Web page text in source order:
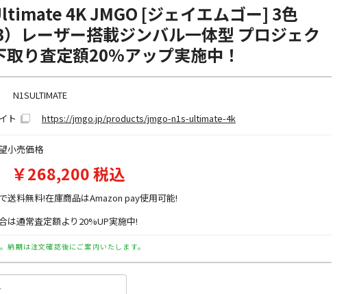
4K JMGO [ジェイエムゴー] 3色
）レーザー搭載ジンバル一体型 プロジェク
取り査定額20%アップ実施中！
N1SULTIMATE
ト
https://jmgo.jp/products/jmgo-n1s-ultimate-4k
小売価格
￥268,200 税込
送料無料!在庫商品はAmazon pay使用可能!
は通常査定額より20%UP実施中!
納期は注文確認後にご案内いたします。